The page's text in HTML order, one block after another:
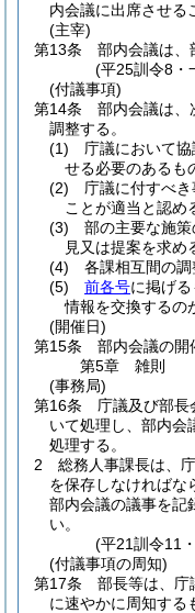
内会議に出席させる
(主宰)
第13条
部内会議は、
(平25訓令8・
(付議事項)
第14条
部内会議は、
調整する。
(1)
庁議において
せる必要のあるも
(2)
庁議に付すべ
ことが適当と認め
(3)
部の主要な施
見又は提案を求め
(4)
各課相互間の
(5)
前各号に掲げ
情報を交換するの
(開催日)
第15条
部内会議の開
第5章
雑則
(事務局)
第16条
庁議及び部長
いて処理し、部内会
処理する。
2
総務人事課長は、
を保存しなければな
部内会議の議事を記
い。
(平21訓令11
(付議事項の周知)
第17条
部長等は、庁
に速やかに周知する